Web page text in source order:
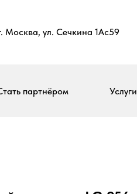
Москва, ул. Сечкина 1Ас59
партнёром Услуги